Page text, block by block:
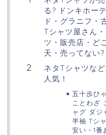
る? ドンキホー
ド・グラニフ・
Tシャツ屋さん
ツ・販売店・ど
天・売ってない?
ネタTシャツな
人気！
五十歩ひ
ことわざ
ャグ ダジ
半袖 Tシ
安い・1番